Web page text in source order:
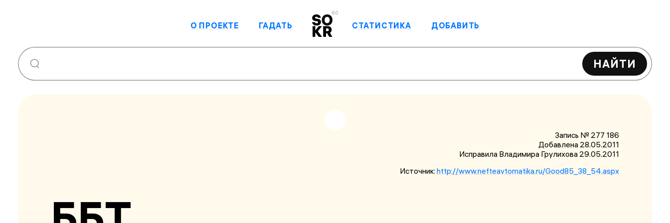
6.0
О ПРОЕКТЕ ГАДАТЬ СТАТИСТИКА ДОБАВИТЬ
НАЙТИ
Запись № 277 186
Добавлена 28.05.2011
Исправила Владимира Грулихова29.05.2011
Источник: http://www.nefteavtomatika.ru/Good85_38_54.aspx